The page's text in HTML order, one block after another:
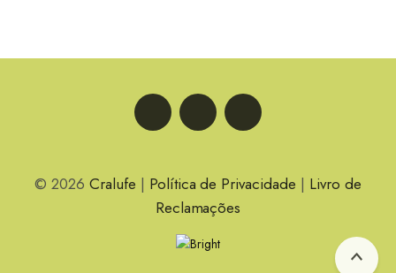
© 2026Cralufe | Política de Privacidade | Livro de
Reclamações